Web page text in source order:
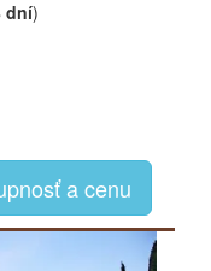
dní)
a cenu